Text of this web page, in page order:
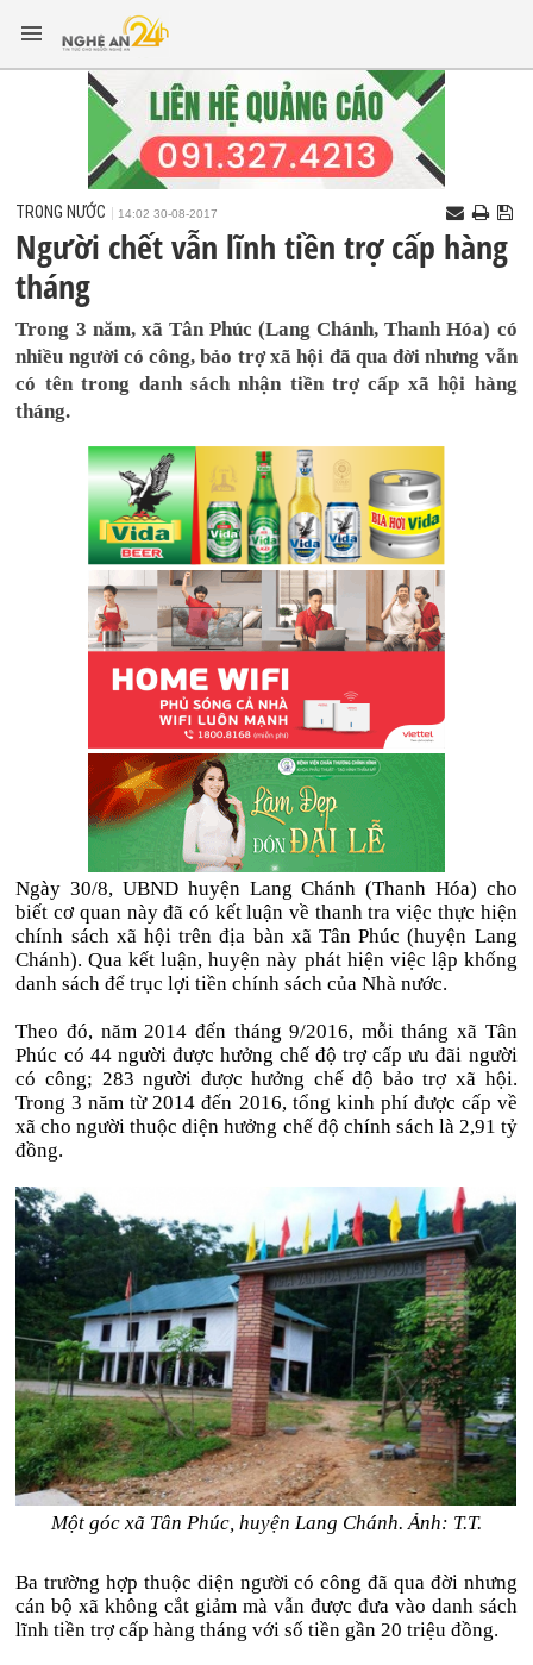
TRONG NƯỚC 14:02 30-08-2017
Người chết vẫn lĩnh tiền trợ cấp hàng
tháng
Trong 3 năm, xã Tân Phúc (Lang Chánh, Thanh Hóa) có
nhiều người có công, bảo trợ xã hội đã qua đời nhưng vẫn
có tên trong danh sách nhận tiền trợ cấp xã hội hàng
tháng.
Ngày 30/8, UBND huyện Lang Chánh (Thanh Hóa) cho
biết cơ quan này đã có kết luận về thanh tra việc thực hiện
chính sách xã hội trên địa bàn xã Tân Phúc (huyện Lang
Chánh). Qua kết luận, huyện này phát hiện việc lập khống
danh sách để trục lợi tiền chính sách của Nhà nước.
Theo đó, năm 2014 đến tháng 9/2016, mỗi tháng xã Tân
Phúc có 44 người được hưởng chế độ trợ cấp ưu đãi người
có công; 283 người được hưởng chế độ bảo trợ xã hội.
Trong 3 năm từ 2014 đến 2016, tổng kinh phí được cấp về
xã cho người thuộc diện hưởng chế độ chính sách là 2,91 tỷ
đồng.
Một góc xã Tân Phúc, huyện Lang Chánh. Ảnh: T.T.
Ba trường hợp thuộc diện người có công đã qua đời nhưng
cán bộ xã không cắt giảm mà vẫn được đưa vào danh sách
lĩnh tiền trợ cấp hàng tháng với số tiền gần 20 triệu đồng.